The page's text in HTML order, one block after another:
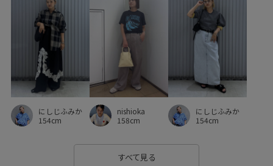
にしじふみか
154cm
nishioka
158cm
にしじふみか
154cm
すべて見る